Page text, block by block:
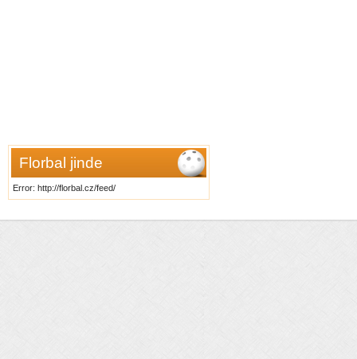
Florbal jinde
Error: http://florbal.cz/feed/